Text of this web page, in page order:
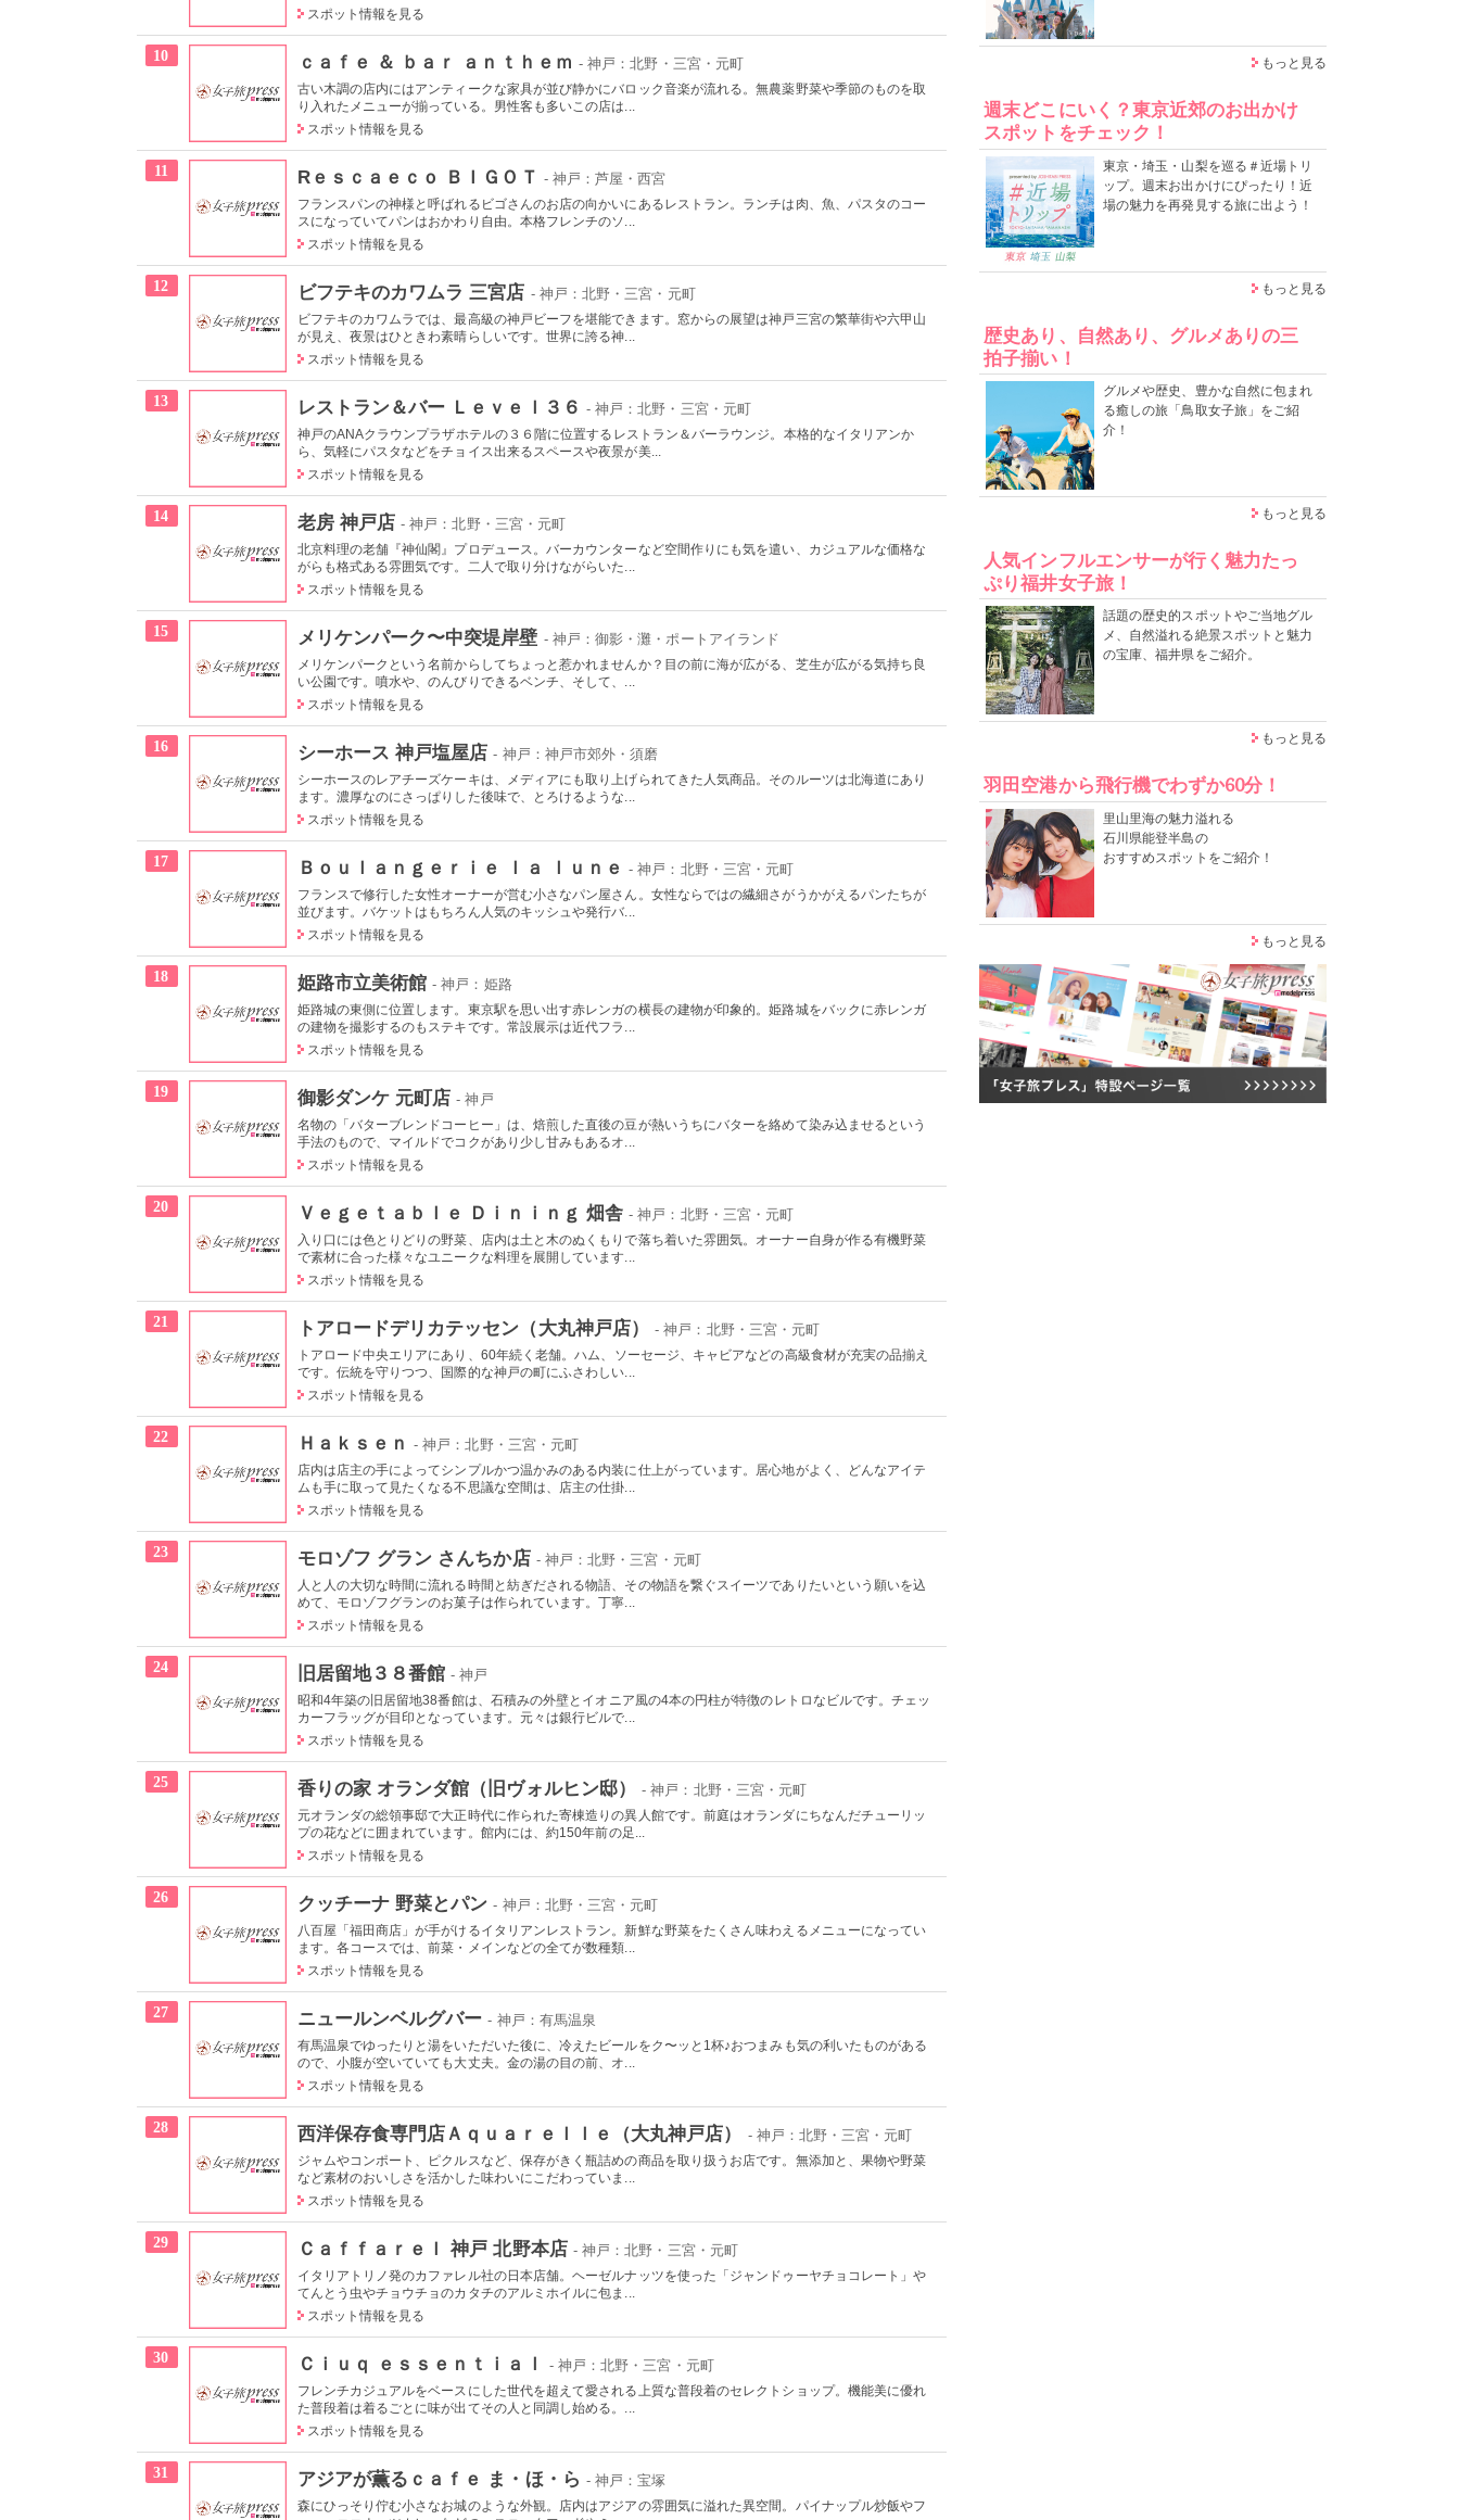
スポット情報を見る
10 ｃａｆｅ ＆ ｂａｒ ａｎｔｈｅｍ - 神戸：北野・三宮・元町
古い木調の店内にはアンティークな家具が並び静かにバロック音楽が流れる。無農薬野菜や季節のものを取
り入れたメニューが揃っている。男性客も多いこの店は...
スポット情報を見る
11 Rｅｓｃａｅｃｏ ＢＩＧＯＴ - 神戸：芦屋・西宮
フランスパンの神様と呼ばれるビゴさんのお店の向かいにあるレストラン。ランチは肉、魚、パスタのコー
スになっていてパンはおかわり自由。本格フレンチのソ...
スポット情報を見る
12 ビフテキのカワムラ 三宮店 - 神戸：北野・三宮・元町
ビフテキのカワムラでは、最高級の神戸ビーフを堪能できます。窓からの展望は神戸三宮の繁華街や六甲山
が見え、夜景はひときわ素晴らしいです。世界に誇る神...
スポット情報を見る
13 レストラン＆バー Ｌｅｖｅｌ３６ - 神戸：北野・三宮・元町
神戸のANAクラウンプラザホテルの３６階に位置するレストラン＆バーラウンジ。本格的なイタリアンか
ら、気軽にパスタなどをチョイス出来るスペースや夜景が美...
スポット情報を見る
14 老房 神戸店 - 神戸：北野・三宮・元町
北京料理の老舗『神仙閣』プロデュース。バーカウンターなど空間作りにも気を遣い、カジュアルな価格な
がらも格式ある雰囲気です。二人で取り分けながらいた...
スポット情報を見る
15 メリケンパーク〜中突堤岸壁 - 神戸：御影・灘・ポートアイランド
メリケンパークという名前からしてちょっと惹かれませんか？目の前に海が広がる、芝生が広がる気持ち良
い公園です。噴水や、のんびりできるベンチ、そして、...
スポット情報を見る
16 シーホース 神戸塩屋店 - 神戸：神戸市郊外・須磨
シーホースのレアチーズケーキは、メディアにも取り上げられてきた人気商品。そのルーツは北海道にあり
ます。濃厚なのにさっぱりした後味で、とろけるような...
スポット情報を見る
17 Ｂｏｕｌａｎｇｅｒｉｅ ｌａ ｌｕｎｅ - 神戸：北野・三宮・元町
フランスで修行した女性オーナーが営む小さなパン屋さん。女性ならではの繊細さがうかがえるパンたちが
並びます。バケットはもちろん人気のキッシュや発行バ...
スポット情報を見る
18 姫路市立美術館 - 神戸：姫路
姫路城の東側に位置します。東京駅を思い出す赤レンガの横長の建物が印象的。姫路城をバックに赤レンガ
の建物を撮影するのもステキです。常設展示は近代フラ...
スポット情報を見る
19 御影ダンケ 元町店 - 神戸
名物の「バターブレンドコーヒー」は、焙煎した直後の豆が熱いうちにバターを絡めて染み込ませるという
手法のもので、マイルドでコクがあり少し甘みもあるオ...
スポット情報を見る
20 Ｖｅｇｅｔａｂｌｅ Ｄｉｎｉｎｇ 畑舎 - 神戸：北野・三宮・元町
入り口には色とりどりの野菜、店内は土と木のぬくもりで落ち着いた雰囲気。オーナー自身が作る有機野菜
で素材に合った様々なユニークな料理を展開しています...
スポット情報を見る
21 トアロードデリカテッセン（大丸神戸店） - 神戸：北野・三宮・元町
トアロード中央エリアにあり、60年続く老舗。ハム、ソーセージ、キャビアなどの高級食材が充実の品揃え
です。伝統を守りつつ、国際的な神戸の町にふさわしい...
スポット情報を見る
22 Ｈａｋｓｅｎ - 神戸：北野・三宮・元町
店内は店主の手によってシンプルかつ温かみのある内装に仕上がっています。居心地がよく、どんなアイテ
ムも手に取って見たくなる不思議な空間は、店主の仕掛...
スポット情報を見る
23 モロゾフ グラン さんちか店 - 神戸：北野・三宮・元町
人と人の大切な時間に流れる時間と紡ぎだされる物語、その物語を繋ぐスイーツでありたいという願いを込
めて、モロゾフグランのお菓子は作られています。丁寧...
スポット情報を見る
24 旧居留地３８番館 - 神戸
昭和4年築の旧居留地38番館は、石積みの外壁とイオニア風の4本の円柱が特徴のレトロなビルです。チェッ
カーフラッグが目印となっています。元々は銀行ビルで...
スポット情報を見る
25 香りの家 オランダ館（旧ヴォルヒン邸） - 神戸：北野・三宮・元町
元オランダの総領事邸で大正時代に作られた寄棟造りの異人館です。前庭はオランダにちなんだチューリッ
プの花などに囲まれています。館内には、約150年前の足...
スポット情報を見る
26 クッチーナ 野菜とパン - 神戸：北野・三宮・元町
八百屋「福田商店」が手がけるイタリアンレストラン。新鮮な野菜をたくさん味わえるメニューになってい
ます。各コースでは、前菜・メインなどの全てが数種類...
スポット情報を見る
27 ニュールンベルグバー - 神戸：有馬温泉
有馬温泉でゆったりと湯をいただいた後に、冷えたビールをク〜ッと1杯♪おつまみも気の利いたものがある
ので、小腹が空いていても大丈夫。金の湯の目の前、オ...
スポット情報を見る
28 西洋保存食専門店Ａｑｕａｒｅｌｌｅ（大丸神戸店） - 神戸：北野・三宮・元町
ジャムやコンポート、ピクルスなど、保存がきく瓶詰めの商品を取り扱うお店です。無添加と、果物や野菜
など素材のおいしさを活かした味わいにこだわっていま...
スポット情報を見る
29 Ｃａｆｆａｒｅｌ 神戸 北野本店 - 神戸：北野・三宮・元町
イタリアトリノ発のカファレル社の日本店舗。ヘーゼルナッツを使った「ジャンドゥーヤチョコレート」や
てんとう虫やチョウチョのカタチのアルミホイルに包ま...
スポット情報を見る
30 Ｃｉｕｑ ｅｓｓｅｎｔｉａｌ - 神戸：北野・三宮・元町
フレンチカジュアルをベースにした世代を超えて愛される上質な普段着のセレクトショップ。機能美に優れ
た普段着は着るごとに味が出てその人と同調し始める。...
スポット情報を見る
31 アジアが薫るｃａｆｅ ま・ほ・ら - 神戸：宝塚
森にひっそり佇む小さなお城のような外観。店内はアジアの雰囲気に溢れた異空間。パイナップル炒飯やフ
もっと見る
週末どこにいく？東京近郊のお出かけ
スポットをチェック！
東京・埼玉・山梨を巡る＃近場トリ
ップ。週末お出かけにぴったり！近
場の魅力を再発見する旅に出よう！
もっと見る
歴史あり、自然あり、グルメありの三
拍子揃い！
グルメや歴史、豊かな自然に包まれ
る癒しの旅「鳥取女子旅」をご紹
介！
もっと見る
人気インフルエンサーが行く魅力たっ
ぷり福井女子旅！
話題の歴史的スポットやご当地グル
メ、自然溢れる絶景スポットと魅力
の宝庫、福井県をご紹介。
もっと見る
羽田空港から飛行機でわずか60分！
里山里海の魅力溢れる
石川県能登半島の
おすすめスポットをご紹介！
もっと見る